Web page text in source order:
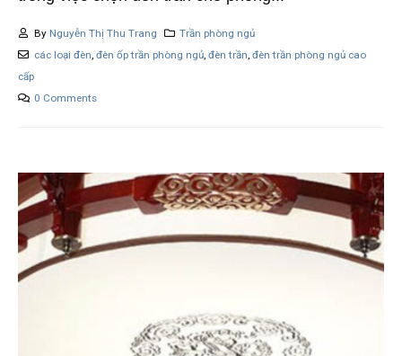
By Nguyễn Thị Thu Trang
Trần phòng ngủ
các loại đèn, đèn ốp trần phòng ngủ, đèn trần, đèn trần phòng ngủ cao
cấp
0 Comments